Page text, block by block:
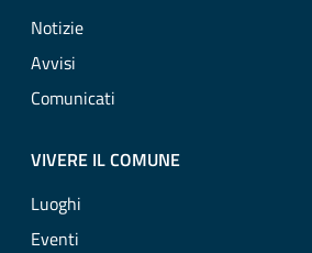
Notizie
Avvisi
Comunicati
VIVERE IL COMUNE
Luoghi
Eventi